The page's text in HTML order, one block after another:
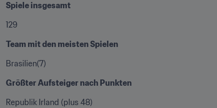
Spiele insgesamt
129
Team mit den meisten Spielen
Brasilien(7)
Größter Aufsteiger nach Punkten
Republik Irland (plus 48)